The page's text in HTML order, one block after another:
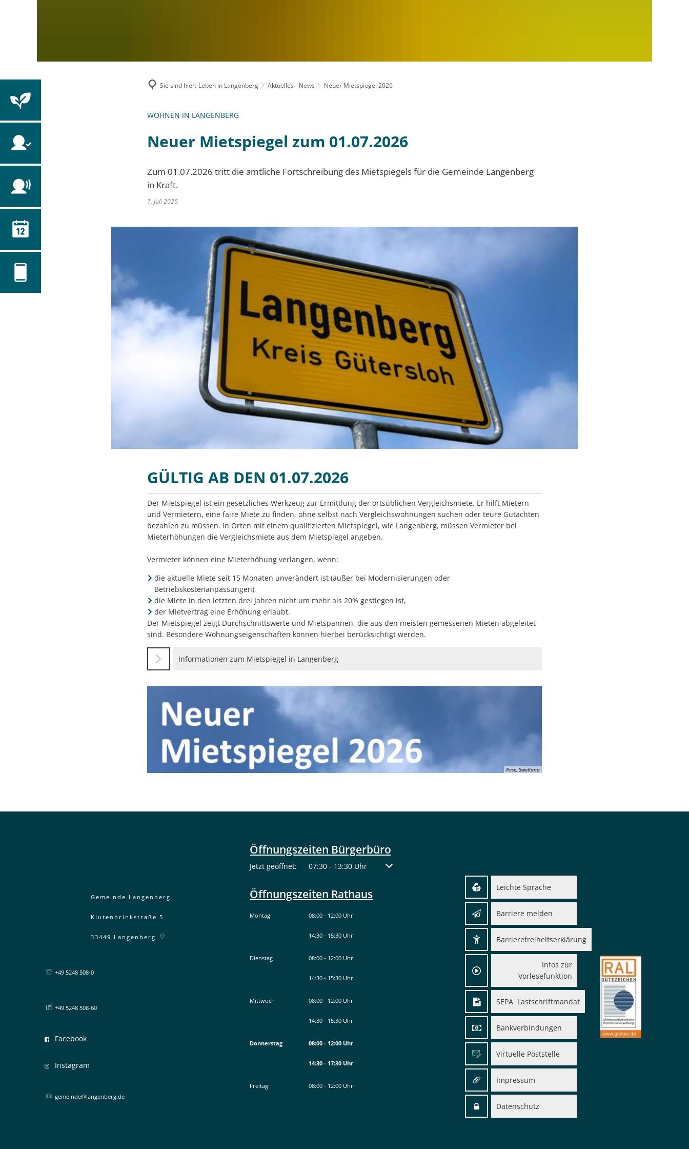
Sie sind hier: Leben in Langenberg Aktuelles - News Neuer Mietspiegel 2026
WOHNEN IN LANGENBERG
Neuer Mietspiegel zum 01.07.2026
Zum 01.07.2026 tritt die amtliche Fortschreibung des Mietspiegels für die Gemeinde Langenberg
in Kraft.
1. Juli 2026
GÜLTIG AB DEN 01.07.2026
Der Mietspiegel ist ein gesetzliches Werkzeug zur Ermittlung der ortsüblichen Vergleichsmiete. Er hilft Mietern
und Vermietern, eine faire Miete zu finden, ohne selbst nach Vergleichswohnungen suchen oder teure Gutachten
bezahlen zu müssen. In Orten mit einem qualifizierten Mietspiegel, wie Langenberg, müssen Vermieter bei
Mieterhöhungen die Vergleichsmiete aus dem Mietspiegel angeben.
Vermieter können eine Mieterhöhung verlangen, wenn:
die aktuelle Miete seit 15 Monaten unverändert ist (außer bei Modernisierungen oder
Betriebskostenanpassungen),
die Miete in den letzten drei Jahren nicht um mehr als 20% gestiegen ist,
der Mietvertrag eine Erhöhung erlaubt.
Der Mietspiegel zeigt Durchschnittswerte und Mietspannen, die aus den meisten gemessenen Mieten abgeleitet
sind. Besondere Wohnungseigenschaften können hierbei berücksichtigt werden.
Informationen zum Mietspiegel in Langenberg
Rese, Swetlana
Gemeinde Langenberg
Klutenbrinkstraße 5
33449 Langenberg
+49 5248 508-0
+49 5248 508-60
Facebook
Instagram
gemeinde@langenberg.de
Öffnungszeiten Bürgerbüro
Klicken, um weitere Öffnungs- oder Schließzeiten auszublenden
Jetzt geöffnet: 07:30 - 13:30 Uhr Von 07:30 bis 13:30 Uhr
Öffnungszeiten Rathaus
Montag 08:00 - 12:00 Uhr
Von 08:00 bis 12:00 Uhr
14:30 - 15:30 Uhr
Von 14:30 bis 15:30 Uhr
Dienstag 08:00 - 12:00 Uhr
Von 08:00 bis 12:00 Uhr
14:30 - 15:30 Uhr
Von 14:30 bis 15:30 Uhr
Mittwoch 08:00 - 12:00 Uhr
Von 08:00 bis 12:00 Uhr
14:30 - 15:30 Uhr
Von 14:30 bis 15:30 Uhr
Donnerstag 08:00 - 12:00 Uhr
Von 08:00 bis 12:00 Uhr
14:30 - 17:30 Uhr
Von 14:30 bis 17:30 Uhr
Freitag 08:00 - 12:00 Uhr
Leichte Sprache
Barriere melden
Barrierefreiheitserklärung
Infos zur
Vorlesefunktion
SEPA−Lastschriftmandat
Bankverbindungen
Virtuelle Poststelle
Impressum
Datenschutz